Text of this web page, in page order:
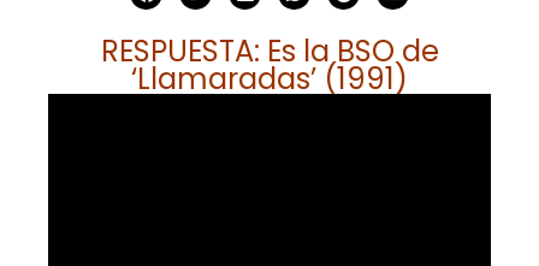
RESPUESTA: Es la BSO de
‘Llamaradas’ (1991)